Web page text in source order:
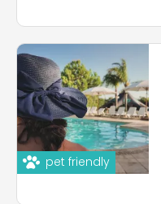
pet friendly